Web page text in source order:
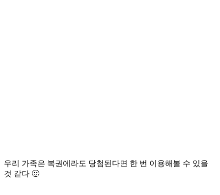
우리 가족은 복권에라도 당첨된다면 한 번 이용해볼 수 있을
것 같다 🙂